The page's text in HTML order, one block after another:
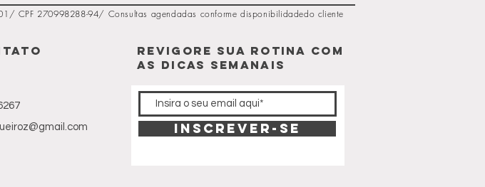
CPF 270998288-94/ Consultas agendadas conforme disponibilidadedo cliente
REVIGORE SUA ROTINA COM
As dicas SEMANAIS
Inscrever-se